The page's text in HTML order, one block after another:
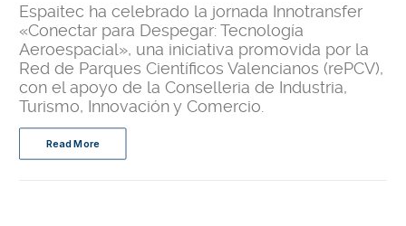
Espaitec ha celebrado la jornada Innotransfer
«Conectar para Despegar: Tecnología
Aeroespacial», una iniciativa promovida por la
Red de Parques Científicos Valencianos (rePCV),
con el apoyo de la Conselleria de Industria,
Turismo, Innovación y Comercio.
Read More